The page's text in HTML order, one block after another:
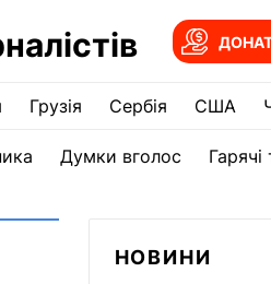
Грузія Сербія США
Думки вголос Гарячі
НОВИНИ